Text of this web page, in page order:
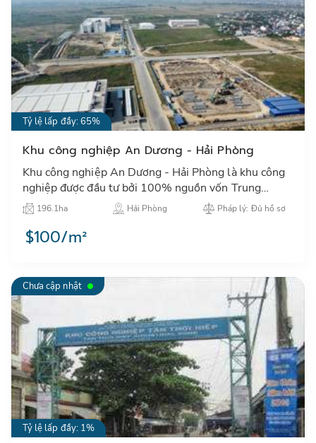
Tỷ lệ lấp đầy: 65%
Khu công nghiệp An Dương - Hải Phòng
Khu công nghiệp An Dương - Hải Phòng là khu công
nghiệp được đầu tư bởi 100% nguồn vốn Trung
Quốc, nằm tại phía Tây Bắc - Thành phố Hải Phòng…
196.1ha Hải Phòng Pháp lý: Đủ hồ sơ
$100/m²
Chưa cập nhật
Tỷ lệ lấp đầy: 1%